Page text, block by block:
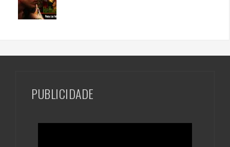
PUBLICIDADE